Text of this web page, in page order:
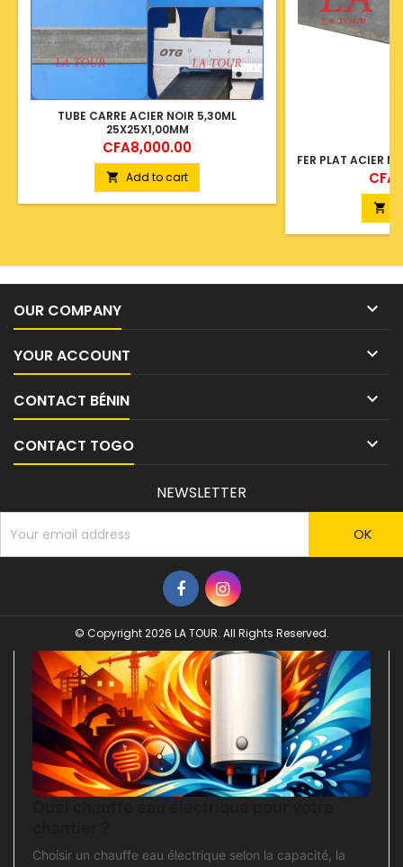
TUBE CARRE ACIER NOIR 5,30ML
25X25X1,00MM
Price
CFA8,000.00
 Add to cart
FER PLAT ACIER
Price

OUR COMPANY 
YOUR ACCOUNT 
CONTACT BÉNIN 
CONTACT TOGO 
NEWSLETTER
© Copyright 2026 LA TOUR. All Rights Reserved.
Choisir un chauffe eau électrique selon la capacité, la